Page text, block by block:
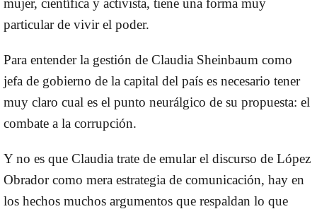
mujer, científica y activista, tiene una forma muy
particular de vivir el poder.
Para entender la gestión de Claudia Sheinbaum como
jefa de gobierno de la capital del país es necesario tener
muy claro cual es el punto neurálgico de su propuesta: el
combate a la corrupción.
Y no es que Claudia trate de emular el discurso de López
Obrador como mera estrategia de comunicación, hay en
los hechos muchos argumentos que respaldan lo que